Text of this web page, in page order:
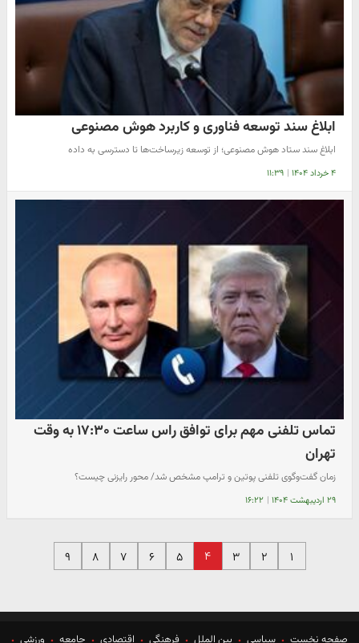
ابلاغ سند توسعه فناوری و کاربرد هوش مصنوعی
ابلاغ سند ستاد هوش مصنوعی؛ از توسعه زیرساخت‌ها تا دسترسی به داده
۴ خرداد ۱۴۰۴ | ۱۱:۳۹
تماس تلفنی مهم برای توافق راس ساعت ۱۷:۳۰ به وقت
تهران
زمان گفت‌وگوی تلفنی پوتین و ترامپ مشخص شد/ محور رایزنی چیست؟
۲۹ اردیبهشت ۱۴۰۴ | ۱۶:۲۲
۱ ۲ ۳ ۴ ۵ ۶ ۷ ۸ ۹
صفحه نخست سیاسی بین الملل فرهنگی اقتصادی جامعه ورزشی